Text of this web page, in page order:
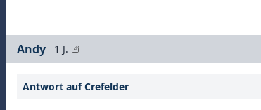
Andy 1 J.
Antwort auf Crefelder